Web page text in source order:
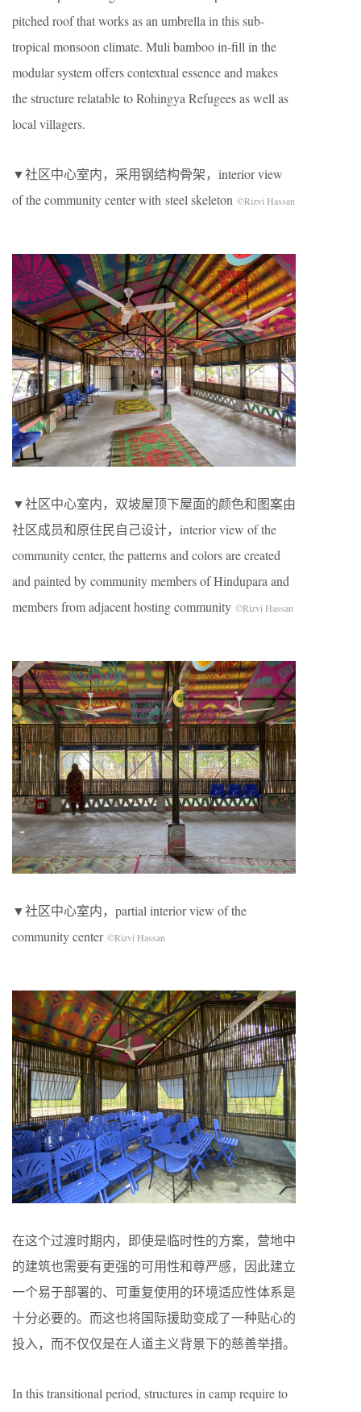
pitched roof that works as an umbrella in this sub-
tropical monsoon climate. Muli bamboo in-fill in the
modular system offers contextual essence and makes
the structure relatable to Rohingya Refugees as well as
local villagers.
▼社区中心室内，采用钢结构骨架，interior view
of the community center with steel skeleton ©Rizvi Hassan
▼社区中心室内，双坡屋顶下屋面的颜色和图案由
社区成员和原住民自己设计，interior view of the
community center, the patterns and colors are created
and painted by community members of Hindupara and
members from adjacent hosting community ©Rizvi Hassan
▼社区中心室内，partial interior view of the
community center ©Rizvi Hassan
在这个过渡时期内，即使是临时性的方案，营地中
的建筑也需要有更强的可用性和尊严感，因此建立
一个易于部署的、可重复使用的环境适应性体系是
十分必要的。而这也将国际援助变成了一种贴心的
投入，而不仅仅是在人道主义背景下的慈善举措。
In this transitional period, structures in camp require to